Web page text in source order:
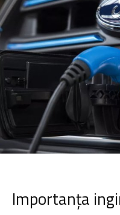
Importanța